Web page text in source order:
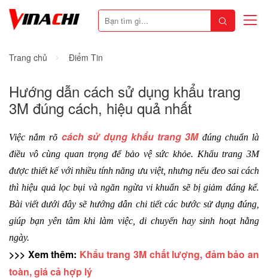
Trang chủ Điểm Tin
Hướng dẫn cách sử dụng khẩu trang
3M đúng cách, hiệu quả nhất
Việc nắm rõ cách sử dụng khẩu trang 3M đúng chuẩn là
điều vô cùng quan trọng để bảo vệ sức khỏe. Khẩu trang 3M
được thiết kế với nhiều tính năng ưu việt, nhưng nếu đeo sai cách
thì hiệu quả lọc bụi và ngăn ngừa vi khuẩn sẽ bị giảm đáng kể.
Bài viết dưới đây sẽ hướng dẫn chi tiết các bước sử dụng đúng,
giúp bạn yên tâm khi làm việc, di chuyển hay sinh hoạt hằng
ngày.
>>> Xem thêm: Khẩu trang 3M chất lượng, đảm bảo an
toàn, giá cả hợp lý